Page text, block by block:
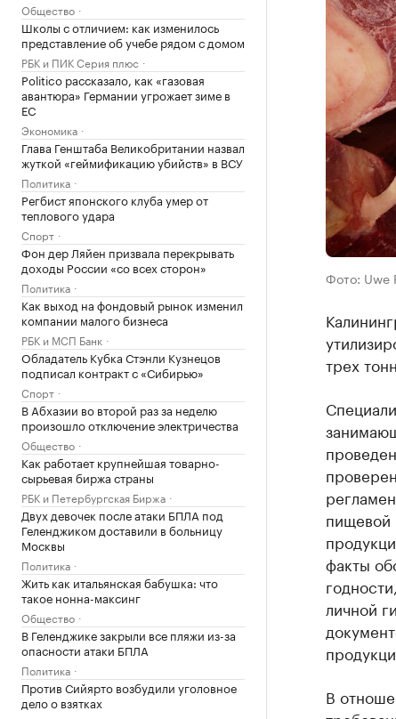
Общество
Школы с отличием: как изменилось
представление об учебе рядом с домом
РБК и ПИК Серия плюс
Politico рассказало, как «газовая
авантюра» Германии угрожает зиме в
ЕС
Экономика
Глава Генштаба Великобритании назвал
жуткой «геймификацию убийств» в ВСУ
Политика
Регбист японского клуба умер от
теплового удара
Спорт
Фон дер Ляйен призвала перекрывать
доходы России «со всех сторон»
Политика
Как выход на фондовый рынок изменил
компании малого бизнеса
РБК и МСП Банк
Обладатель Кубка Стэнли Кузнецов
подписал контракт с «Сибирью»
Спорт
В Абхазии во второй раз за неделю
произошло отключение электричества
Общество
Как работает крупнейшая товарно-
сырьевая биржа страны
РБК и Петербургская Биржа
Двух девочек после атаки БПЛА под
Геленджиком доставили в больницу
Москвы
Политика
Жить как итальянская бабушка: что
такое нонна-максинг
Общество
В Геленджике закрыли все пляжи из-за
опасности атаки БПЛА
Политика
Против Сийярто возбудили уголовное
дело о взятках
Фото: Uwe
трех
пищевой
факты
личной
В